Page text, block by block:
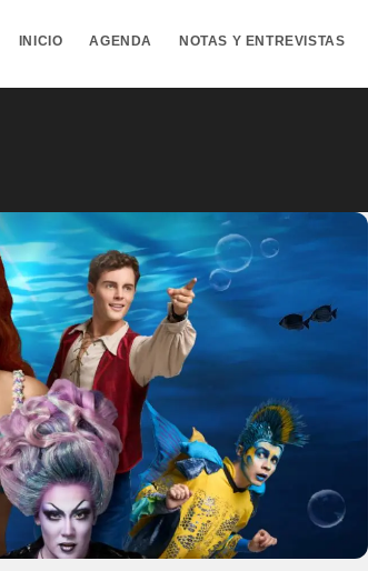
INICIO AGENDA NOTAS Y ENTREVISTAS